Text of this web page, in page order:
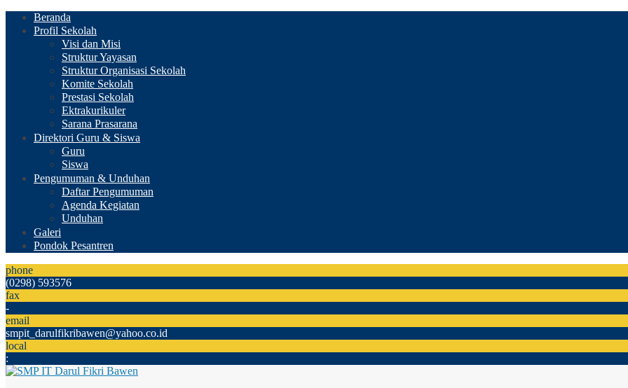
Beranda
Profil Sekolah
Visi dan Misi
Struktur Yayasan
Struktur Organisasi Sekolah
Komite Sekolah
Prestasi Sekolah
Ektrakurikuler
Sarana Prasarana
Direktori Guru & Siswa
Guru
Siswa
Pengumuman & Unduhan
Daftar Pengumuman
Agenda Kegiatan
Unduhan
Galeri
Pondok Pesantren
phone
(0298) 593576
fax
-
email
smpit_darulfikribawen@yahoo.co.id
local
: